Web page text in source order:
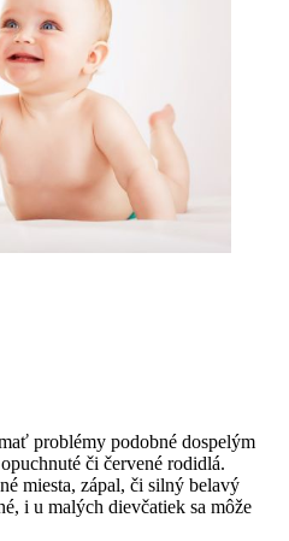
problémy podobné dospelým
či červené rodidlá.
miesta, zápal, či silný belavý
i u malých dievčatiek sa môže